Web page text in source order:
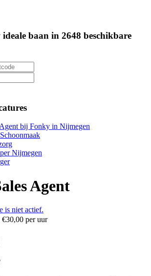
baan in 2648 beschikbare
bij Fonky in Nijmegen
Nijmegen
Agent
is niet actief.
€30,00 per uur